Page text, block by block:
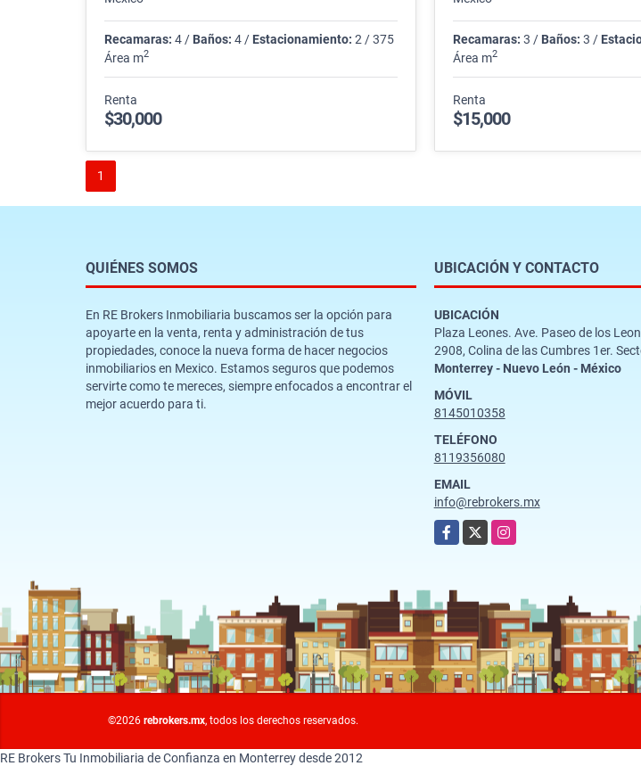
Recamaras: 4 / Baños: 4 / Estacionamiento: 2 / 375
Área m2
Renta
$30,000
Recamaras: 3 / Baños: 3 /
Área m2
Renta
$15,000
1
QUIÉNES SOMOS
En RE Brokers Inmobiliaria buscamos ser la opción para
apoyarte en la venta, renta y administración de tus
propiedades, conoce la nueva forma de hacer negocios
inmobiliarios en Mexico. Estamos seguros que podemos
servirte como te mereces, siempre enfocados a encontrar el
mejor acuerdo para ti.
UBICACIÓN Y CONTACTO
UBICACIÓN
Plaza Leones. Ave. Paseo de los
2908, Colina de las Cumbres 1er.
Monterrey - Nuevo León - México
MÓVIL
8145010358
TELÉFONO
8119356080
EMAIL
info@rebrokers.mx
Facebook
X Instagram
©2026 rebrokers.mx, todos los derechos reservados.
RE Brokers Tu Inmobiliaria de Confianza en Monterrey desde 2012